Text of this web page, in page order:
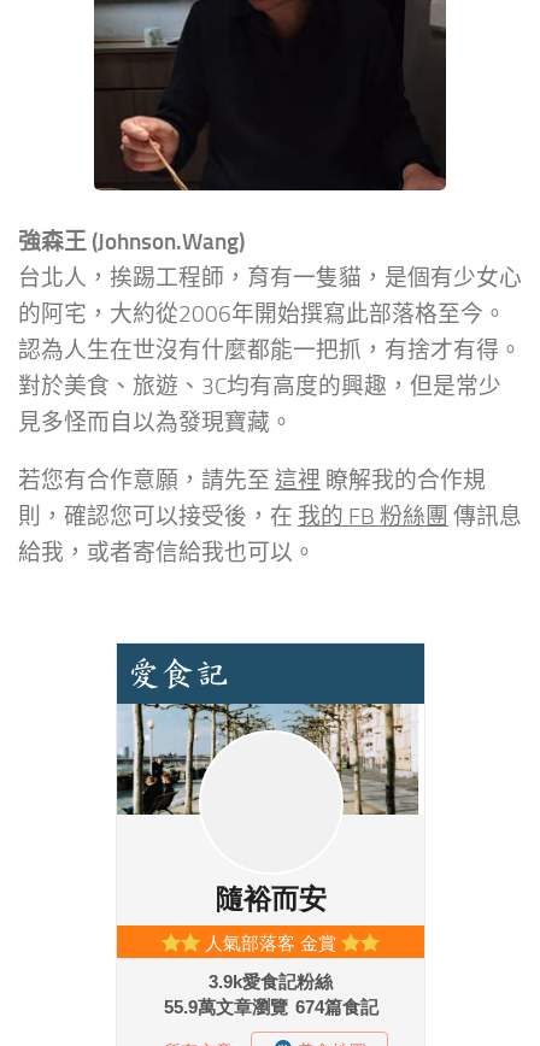
強森王 (Johnson.Wang)
台北人，挨踢工程師，育有一隻貓，是個有少女心
的阿宅，大約從2006年開始撰寫此部落格至今。
認為人生在世沒有什麼都能一把抓，有捨才有得。
對於美食、旅遊、3C均有高度的興趣，但是常少
見多怪而自以為發現寶藏。
若您有合作意願，請先至 這裡 瞭解我的合作規
則，確認您可以接受後，在 我的 FB 粉絲團 傳訊息
給我，或者寄信給我也可以。